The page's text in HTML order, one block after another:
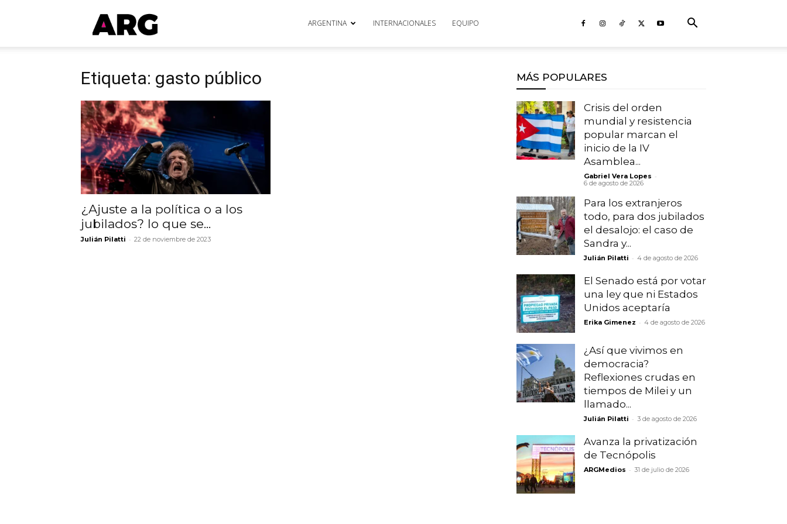
ARGmedios ARGENTINA INTERNACIONALES EQUIPO
Etiqueta: gasto público
¿Ajuste a la política o a los
jubilados? lo que se...
Julián Pilatti - 22 de noviembre de 2023
MÁS POPULARES
Crisis del orden
mundial y resistencia
popular marcan el
inicio de la IV
Asamblea...
Gabriel Vera Lopes -
6 de agosto de 2026
Para los extranjeros
todo, para dos jubilados
el desalojo: el caso de
Sandra y...
Julián Pilatti - 4 de agosto de 2026
El Senado está por votar
una ley que ni Estados
Unidos aceptaría
Erika Gimenez - 4 de agosto de 2026
¿Así que vivimos en
democracia?
Reflexiones crudas en
tiempos de Milei y un
llamado...
Julián Pilatti - 3 de agosto de 2026
Avanza la privatización
de Tecnópolis
ARGMedios - 31 de julio de 2026